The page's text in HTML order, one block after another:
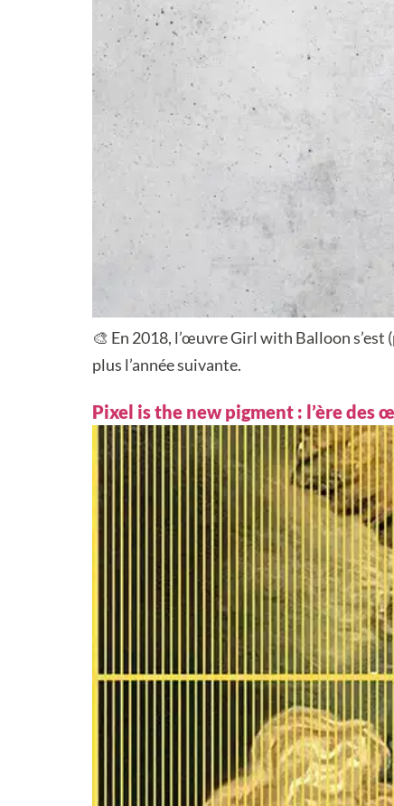
🎨 En 2018, l’œuvre Girl with Balloon
plus l’année suivante.
Pixel is the new pigment : l’ère des